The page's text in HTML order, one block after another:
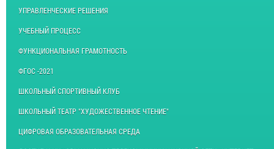
УПРАВЛЕНЧЕСКИЕ РЕШЕНИЯ
УЧЕБНЫЙ ПРОЦЕСС
ФУНКЦИОНАЛЬНАЯ ГРАМОТНОСТЬ
ФГОС -2021
ШКОЛЬНЫЙ СПОРТИВНЫЙ КЛУБ
ШКОЛЬНЫЙ ТЕАТР "ХУДОЖЕСТВЕННОЕ ЧТЕНИЕ"
ЦИФРОВАЯ ОБРАЗОВАТЕЛЬНАЯ СРЕДА